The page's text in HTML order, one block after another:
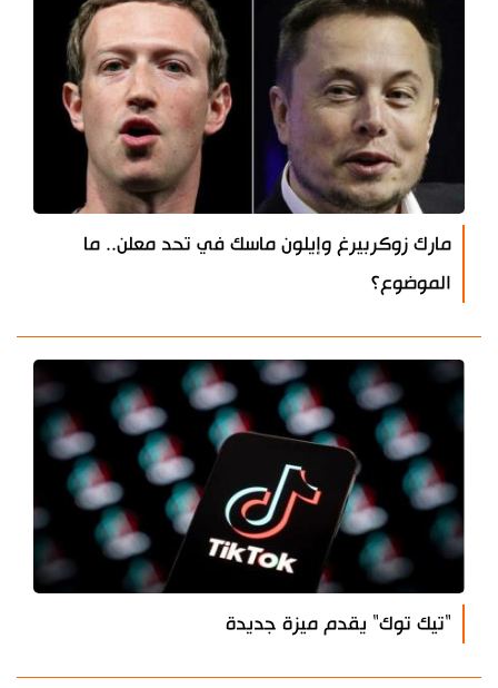
مارك زوكربيرغ وإيلون ماسك في تحد معلن.. ما
الموضوع؟
"تيك توك" يقدم ميزة جديدة